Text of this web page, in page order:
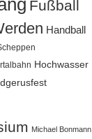
Fußball
Handball
Hochwasser
Michael Bonmann